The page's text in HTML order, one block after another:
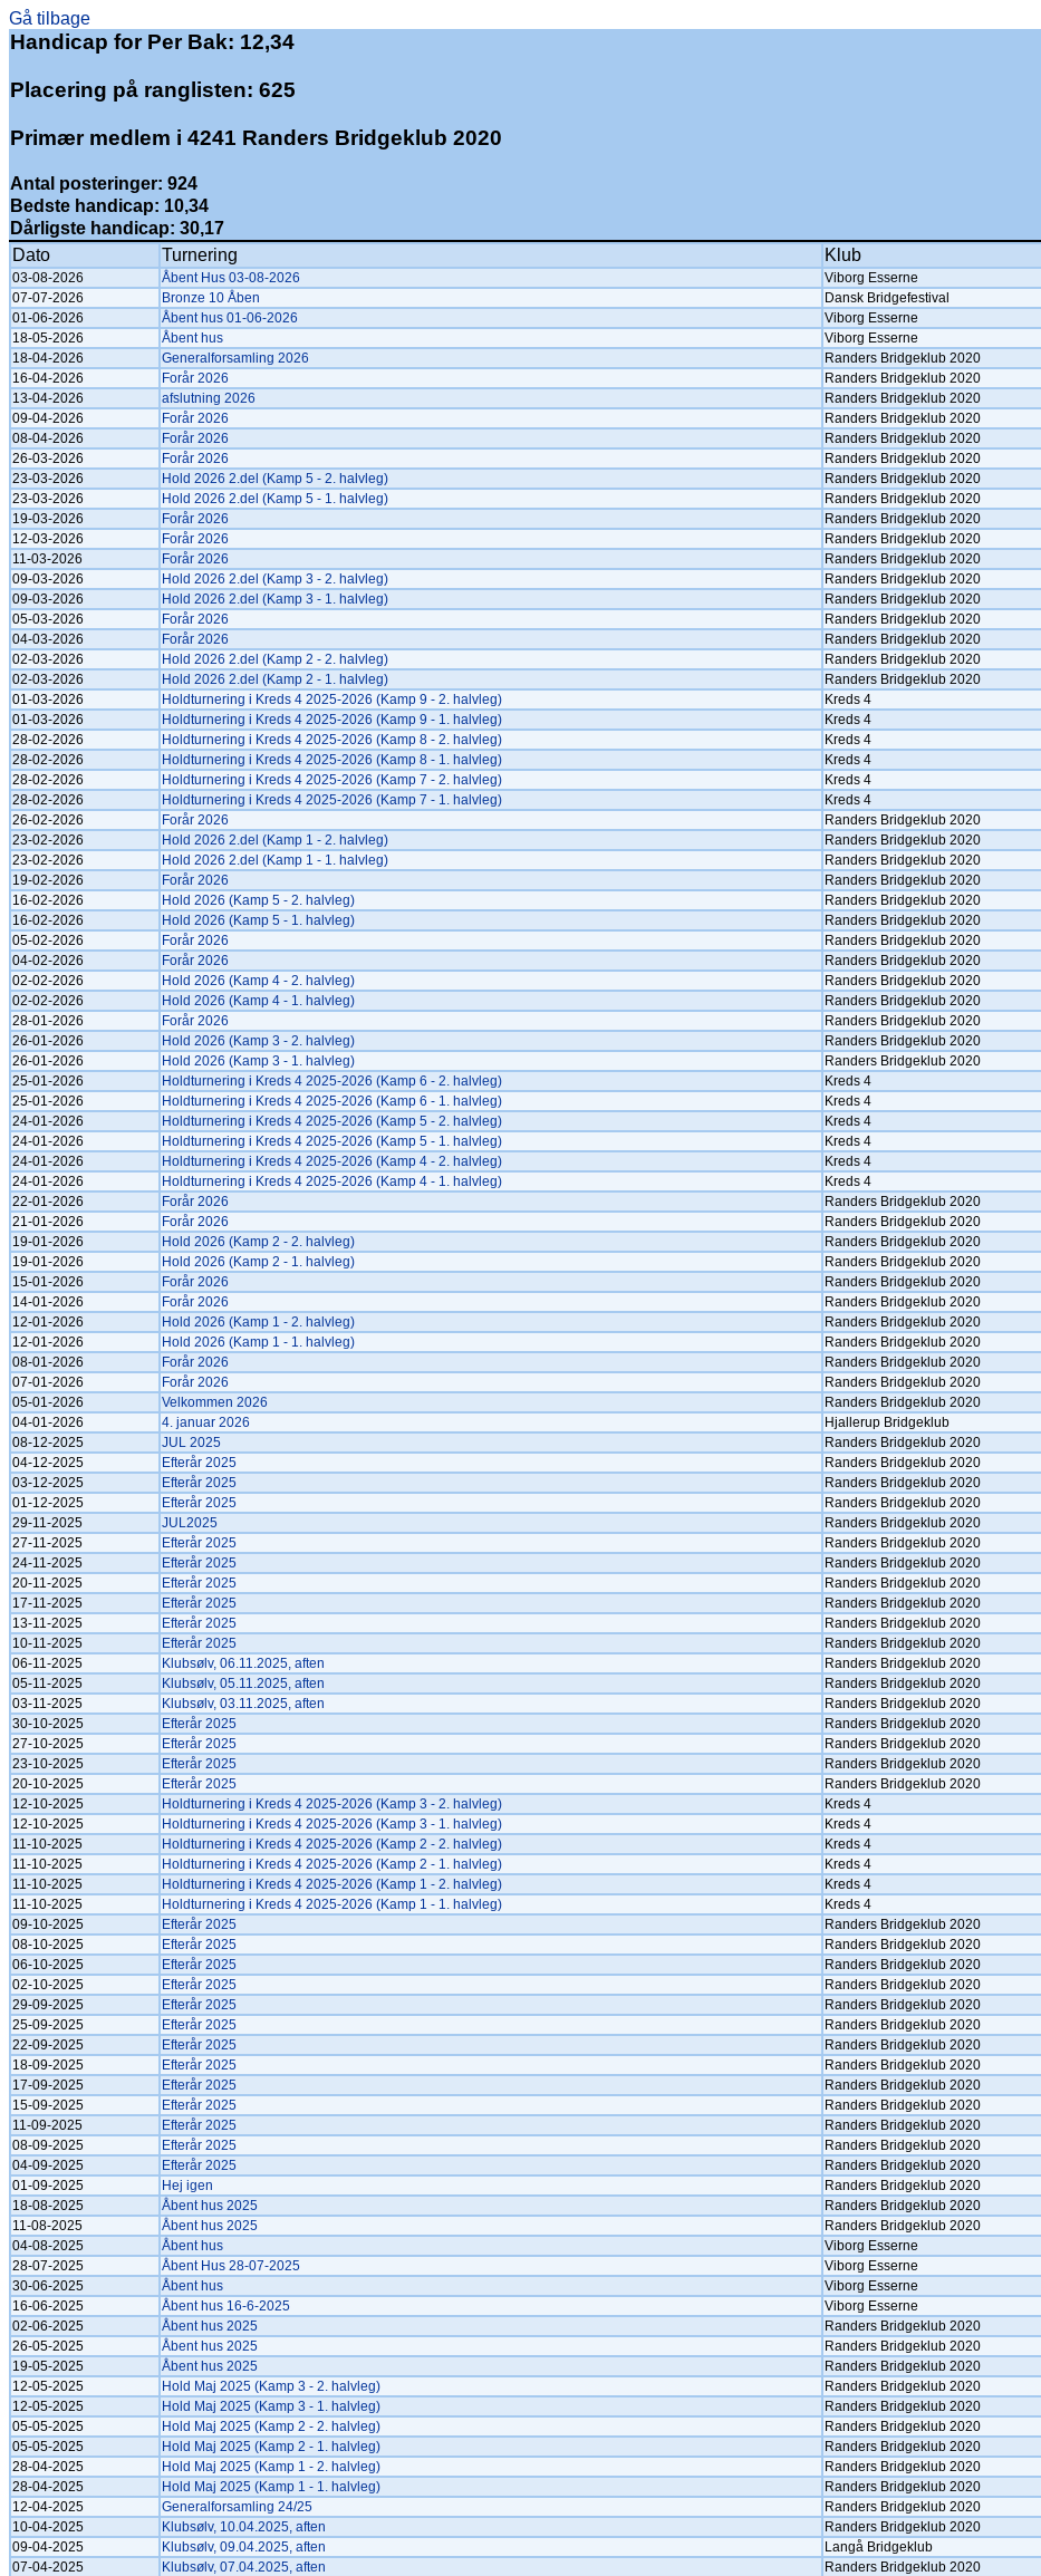
Gå tilbage
Handicap for Per Bak: 12,34
Placering på ranglisten: 625
Primær medlem i 4241 Randers Bridgeklub 2020
Antal posteringer: 924
Bedste handicap: 10,34
Dårligste handicap: 30,17
Dato
Turnering Klub
03-08-2026 Åbent Hus 03-08-2026 Viborg Esserne
07-07-2026
Bronze 10 Åben Dansk Bridgefestival
01-06-2026
Åbent hus 01-06-2026 Viborg Esserne
18-05-2026
Åbent hus Viborg Esserne
18-04-2026
Generalforsamling 2026 Randers Bridgeklub 2020
16-04-2026
Forår 2026 Randers Bridgeklub 2020
13-04-2026
afslutning 2026 Randers Bridgeklub 2020
09-04-2026
Forår 2026 Randers Bridgeklub 2020
08-04-2026
Forår 2026 Randers Bridgeklub 2020
26-03-2026
Forår 2026 Randers Bridgeklub 2020
23-03-2026
Hold 2026 2.del (Kamp 5 - 2. halvleg) Randers Bridgeklub 2020
23-03-2026
Hold 2026 2.del (Kamp 5 - 1. halvleg) Randers Bridgeklub 2020
19-03-2026
Forår 2026 Randers Bridgeklub 2020
12-03-2026
Forår 2026 Randers Bridgeklub 2020
11-03-2026
Forår 2026 Randers Bridgeklub 2020
09-03-2026
Hold 2026 2.del (Kamp 3 - 2. halvleg) Randers Bridgeklub 2020
09-03-2026
Hold 2026 2.del (Kamp 3 - 1. halvleg) Randers Bridgeklub 2020
05-03-2026
Forår 2026 Randers Bridgeklub 2020
04-03-2026
Forår 2026 Randers Bridgeklub 2020
02-03-2026
Hold 2026 2.del (Kamp 2 - 2. halvleg) Randers Bridgeklub 2020
02-03-2026
Hold 2026 2.del (Kamp 2 - 1. halvleg) Randers Bridgeklub 2020
01-03-2026
Holdturnering i Kreds 4 2025-2026 (Kamp 9 - 2. halvleg) Kreds 4
01-03-2026
Holdturnering i Kreds 4 2025-2026 (Kamp 9 - 1. halvleg) Kreds 4
28-02-2026
Holdturnering i Kreds 4 2025-2026 (Kamp 8 - 2. halvleg) Kreds 4
28-02-2026
Holdturnering i Kreds 4 2025-2026 (Kamp 8 - 1. halvleg) Kreds 4
28-02-2026
Holdturnering i Kreds 4 2025-2026 (Kamp 7 - 2. halvleg) Kreds 4
28-02-2026
Holdturnering i Kreds 4 2025-2026 (Kamp 7 - 1. halvleg) Kreds 4
26-02-2026
Forår 2026 Randers Bridgeklub 2020
23-02-2026
Hold 2026 2.del (Kamp 1 - 2. halvleg) Randers Bridgeklub 2020
23-02-2026
Hold 2026 2.del (Kamp 1 - 1. halvleg) Randers Bridgeklub 2020
19-02-2026
Forår 2026 Randers Bridgeklub 2020
16-02-2026
Hold 2026 (Kamp 5 - 2. halvleg) Randers Bridgeklub 2020
16-02-2026
Hold 2026 (Kamp 5 - 1. halvleg) Randers Bridgeklub 2020
05-02-2026
Forår 2026 Randers Bridgeklub 2020
04-02-2026
Forår 2026 Randers Bridgeklub 2020
02-02-2026
Hold 2026 (Kamp 4 - 2. halvleg) Randers Bridgeklub 2020
02-02-2026
Hold 2026 (Kamp 4 - 1. halvleg) Randers Bridgeklub 2020
28-01-2026
Forår 2026 Randers Bridgeklub 2020
26-01-2026
Hold 2026 (Kamp 3 - 2. halvleg) Randers Bridgeklub 2020
26-01-2026
Hold 2026 (Kamp 3 - 1. halvleg) Randers Bridgeklub 2020
25-01-2026
Holdturnering i Kreds 4 2025-2026 (Kamp 6 - 2. halvleg) Kreds 4
25-01-2026
Holdturnering i Kreds 4 2025-2026 (Kamp 6 - 1. halvleg) Kreds 4
24-01-2026
Holdturnering i Kreds 4 2025-2026 (Kamp 5 - 2. halvleg) Kreds 4
24-01-2026
Holdturnering i Kreds 4 2025-2026 (Kamp 5 - 1. halvleg) Kreds 4
24-01-2026
Holdturnering i Kreds 4 2025-2026 (Kamp 4 - 2. halvleg) Kreds 4
24-01-2026
Holdturnering i Kreds 4 2025-2026 (Kamp 4 - 1. halvleg) Kreds 4
22-01-2026
Forår 2026 Randers Bridgeklub 2020
21-01-2026
Forår 2026 Randers Bridgeklub 2020
19-01-2026
Hold 2026 (Kamp 2 - 2. halvleg) Randers Bridgeklub 2020
19-01-2026
Hold 2026 (Kamp 2 - 1. halvleg) Randers Bridgeklub 2020
15-01-2026
Forår 2026 Randers Bridgeklub 2020
14-01-2026
Forår 2026 Randers Bridgeklub 2020
12-01-2026
Hold 2026 (Kamp 1 - 2. halvleg) Randers Bridgeklub 2020
12-01-2026
Hold 2026 (Kamp 1 - 1. halvleg) Randers Bridgeklub 2020
08-01-2026
Forår 2026 Randers Bridgeklub 2020
07-01-2026
Forår 2026 Randers Bridgeklub 2020
05-01-2026
Velkommen 2026 Randers Bridgeklub 2020
04-01-2026
4. januar 2026 Hjallerup Bridgeklub
08-12-2025
JUL 2025 Randers Bridgeklub 2020
04-12-2025
Efterår 2025 Randers Bridgeklub 2020
03-12-2025
Efterår 2025 Randers Bridgeklub 2020
01-12-2025
Efterår 2025 Randers Bridgeklub 2020
29-11-2025
JUL2025 Randers Bridgeklub 2020
27-11-2025
Efterår 2025 Randers Bridgeklub 2020
24-11-2025
Efterår 2025 Randers Bridgeklub 2020
20-11-2025
Efterår 2025 Randers Bridgeklub 2020
17-11-2025
Efterår 2025 Randers Bridgeklub 2020
13-11-2025
Efterår 2025 Randers Bridgeklub 2020
10-11-2025
Efterår 2025 Randers Bridgeklub 2020
06-11-2025
Klubsølv, 06.11.2025, aften Randers Bridgeklub 2020
05-11-2025
Klubsølv, 05.11.2025, aften Randers Bridgeklub 2020
03-11-2025
Klubsølv, 03.11.2025, aften Randers Bridgeklub 2020
30-10-2025
Efterår 2025 Randers Bridgeklub 2020
27-10-2025
Efterår 2025 Randers Bridgeklub 2020
23-10-2025
Efterår 2025 Randers Bridgeklub 2020
20-10-2025
Efterår 2025 Randers Bridgeklub 2020
12-10-2025
Holdturnering i Kreds 4 2025-2026 (Kamp 3 - 2. halvleg) Kreds 4
12-10-2025
Holdturnering i Kreds 4 2025-2026 (Kamp 3 - 1. halvleg) Kreds 4
11-10-2025
Holdturnering i Kreds 4 2025-2026 (Kamp 2 - 2. halvleg) Kreds 4
11-10-2025
Holdturnering i Kreds 4 2025-2026 (Kamp 2 - 1. halvleg) Kreds 4
11-10-2025
Holdturnering i Kreds 4 2025-2026 (Kamp 1 - 2. halvleg) Kreds 4
11-10-2025
Holdturnering i Kreds 4 2025-2026 (Kamp 1 - 1. halvleg) Kreds 4
09-10-2025
Efterår 2025 Randers Bridgeklub 2020
08-10-2025
Efterår 2025 Randers Bridgeklub 2020
06-10-2025
Efterår 2025 Randers Bridgeklub 2020
02-10-2025
Efterår 2025 Randers Bridgeklub 2020
29-09-2025
Efterår 2025 Randers Bridgeklub 2020
25-09-2025
Efterår 2025 Randers Bridgeklub 2020
22-09-2025
Efterår 2025 Randers Bridgeklub 2020
18-09-2025
Efterår 2025 Randers Bridgeklub 2020
17-09-2025
Efterår 2025 Randers Bridgeklub 2020
15-09-2025
Efterår 2025 Randers Bridgeklub 2020
11-09-2025
Efterår 2025 Randers Bridgeklub 2020
08-09-2025
Efterår 2025 Randers Bridgeklub 2020
04-09-2025
Efterår 2025 Randers Bridgeklub 2020
01-09-2025
Hej igen Randers Bridgeklub 2020
18-08-2025
Åbent hus 2025 Randers Bridgeklub 2020
11-08-2025
Åbent hus 2025 Randers Bridgeklub 2020
04-08-2025
Åbent hus Viborg Esserne
28-07-2025
Åbent Hus 28-07-2025 Viborg Esserne
30-06-2025
Åbent hus Viborg Esserne
16-06-2025
Åbent hus 16-6-2025 Viborg Esserne
02-06-2025
Åbent hus 2025 Randers Bridgeklub 2020
26-05-2025
Åbent hus 2025 Randers Bridgeklub 2020
19-05-2025
Åbent hus 2025 Randers Bridgeklub 2020
12-05-2025
Hold Maj 2025 (Kamp 3 - 2. halvleg) Randers Bridgeklub 2020
12-05-2025
Hold Maj 2025 (Kamp 3 - 1. halvleg) Randers Bridgeklub 2020
05-05-2025
Hold Maj 2025 (Kamp 2 - 2. halvleg) Randers Bridgeklub 2020
05-05-2025
Hold Maj 2025 (Kamp 2 - 1. halvleg) Randers Bridgeklub 2020
28-04-2025
Hold Maj 2025 (Kamp 1 - 2. halvleg) Randers Bridgeklub 2020
28-04-2025
Hold Maj 2025 (Kamp 1 - 1. halvleg) Randers Bridgeklub 2020
12-04-2025
Generalforsamling 24/25 Randers Bridgeklub 2020
10-04-2025
Klubsølv, 10.04.2025, aften Randers Bridgeklub 2020
09-04-2025
Klubsølv, 09.04.2025, aften Langå Bridgeklub
07-04-2025
Klubsølv, 07.04.2025, aften Randers Bridgeklub 2020